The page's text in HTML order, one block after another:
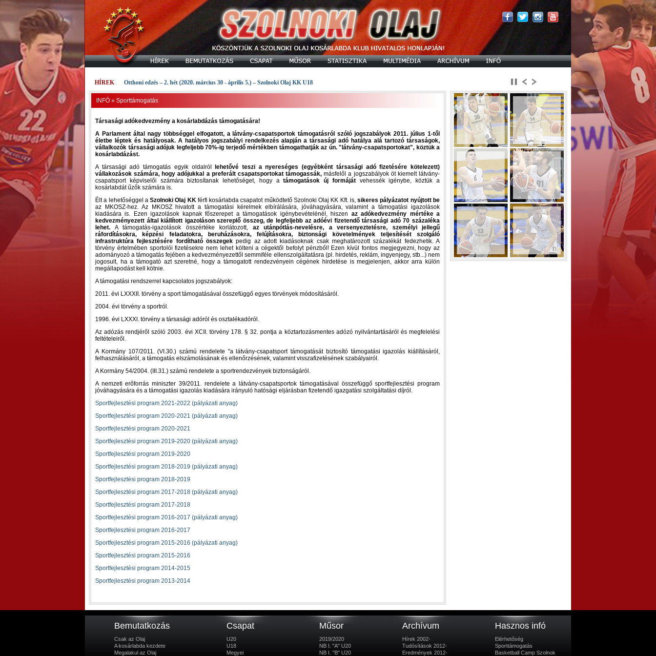
HÍREK Otthoni edzés – 2. hét (2020. március 30 - április 5.) – Szolnoki Olaj KK U18
INFÓ » Sporttámogatás
Társasági adókedvezmény a kosárlabdázás támogatására!
A Parlament által nagy többséggel elfogatott, a látvány-csapatsportok támogatásról szóló jogszabályok 2011. július 1-től
életbe léptek és hatályosak. A hatályos jogszabályi rendelkezés alapján a társasági adó hatálya alá tartozó társaságok,
vállalkozók társasági adójuk legfeljebb 70%-ig terjedő mértékben támogathatják az ún. "látvány-csapatsportokat", köztük a
kosárlabdázást.
A társasági adó támogatás egyik oldalról
lehetővé teszi a nyereséges (egyébként társasági adó fizetésére kötelezett)
vállakozások számára, hogy adójukkal a preferált csapatsportokat támogassák, másfelől a jogszabályok öt kiemelt látvány-
csapatsport képviselői számára biztosítanak lehetőséget, hogy atámogatások új formájátvehessék igénybe, köztük a
kosárlabdát űzők számára is.
Élt a lehetőséggel aSzolnoki Olaj KKférfi kosárlabda csapatot működtető Szolnoki Olaj KK Kft. is,sikeres pályázatot nyújtott be
az MKOSZ-hez. Az MKOSZ hivatott a támogatási kérelmek elbírálására, jóváhagyására, valamint a támogatási igazolások
kiadására is. Ezen igazolások kapnak főszerepet a támogatások igénybevételénél, hiszen az adókedvezmény mértéke a
kedvezményezett által kiállított igazoláson szereplő összeg, de legfeljebb az adóévi fizetendő társasági adó 70 százaléka
lehet. A támogatás-igazolások összértéke korlátozott, az utánpótlás-nevelésre, a versenyeztetésre, személyi jellegű
ráfordításokra, képzési feladatokra, beruházásokra, felújításokra, biztonsági követelmények teljesítését szolgáló
infrastruktúra fejlesztésére fordítható összegek pedig az adott kiadásoknak csak meghatározott százalékát fedezhetik. A
törvény értelmében sportolói fizetésekre nem lehet költeni a cégektől befolyt pénzből! Ezen kívül fontos megjegyezni, hogy az
adományozó a támogatás fejében a kedvezményezettől semmiféle ellenszolgáltatásra (pl. hirdetés, reklám, ingyenjegy, stb...) nem
jogosult, ha a támogató azt szeretné, hogy a támogatott rendezvényein cégének hirdetése is megjelenjen, akkor arra külön
megállapodást kell kötnie.
A támogatási rendszerrel kapcsolatos jogszabályok:
2011. évi LXXXII. törvény a sport támogatásával összefüggő egyes törvények módosításáról.
2004. évi törvény a sportról.
1996. évi LXXXI. törvény a társasági adóról és osztalékadóról.
Az adózás rendjéről szóló 2003. évi XCII. törvény 178. § 32. pontja a köztartozásmentes adózó nyilvántartásáról és megfelelési
feltételeiről.
A Kormány 107/2011. (VI.30.) számú rendelete "a látvány-csapatsport támogatását biztosító támogatási igazolás kiállításáról,
felhasználásáról, a támogatás elszámolásának és ellenőrzésének, valamint visszafizetésének szabályairól.
A Kormány 54/2004. (III.31.) számú rendelete a sportrendezvények biztonságáról.
A nemzeti erőforrás miniszter 39/2011. rendelete a látvány-csapatsportok támogatásával összefüggő sportfejlesztési program
jóváhagyására és a támogatási igazolás kiadására irányuló hatósági eljárásban fizetendő igazgatási szolgáltatási díjról.
Sportfejlesztési program 2021-2022 (pályázati anyag)
Sportfejlesztési program 2020-2021 (pályázati anyag)
Sportfejlesztési program 2020-2021
Sportfejlesztési program 2019-2020 (pályázati anyag)
Sportfejlesztési program 2019-2020
Sportfejlesztési program 2018-2019 (pályázati anyag)
Sportfejlesztési program 2018-2019
Sportfejlesztési program 2017-2018 (pályázati anyag)
Sportfejlesztési program 2017-2018
Sportfejlesztési program 2016-2017 (pályázati anyag)
Sportfejlesztési program 2016-2017
Sportfejlesztési program 2015-2016 (pályázati anyag)
Sportfejlesztési program 2015-2016
Sportfejlesztési program 2014-2015
Sportfejlesztési program 2013-2014
Bemutatkozás
Csak az Olaj
A kosárlabda kezdete
Megalakul az Olaj
Csapat
U20
U18
Megyei
Műsor
2019/2020
NB I. "A" U20
NB I. "B" U20
Archívum
Hírek 2002-
Tudósítások 2012-
Eredmények 2012-
Hasznos infó
Elérhetőség
Sporttámogatás
Basketball Camp Szolnok